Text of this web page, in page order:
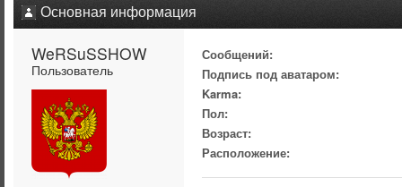
Основная информация
WeRSuSSHOW
Пользователь
Сообщений:
Подпись под аватаром:
Karma:
Пол:
Возраст:
Расположение: